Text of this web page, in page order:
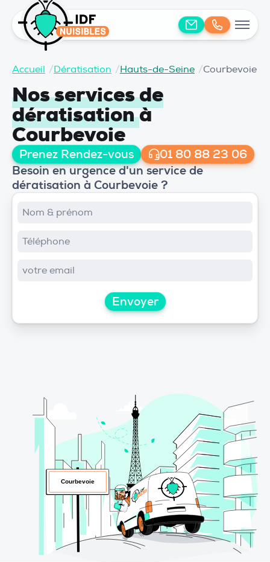
Accueil /Dératisation /Hauts-de-Seine /Courbevoie
Nos services de
dératisationà
Courbevoie
Prenez Rendez-vous 01 80 88 23 06
Besoin en urgence d'un service de
dératisation à Courbevoie ?
Envoyer